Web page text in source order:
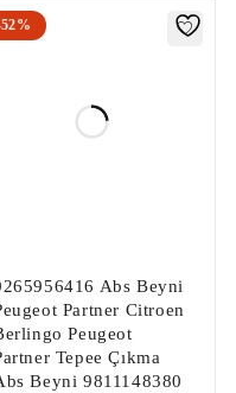
Açılır
Robotu, Vites
Çıkma EPC,
BSM Beyni,
Abs Beyni
Partner Citroen
Peugeot
Tepee Çıkma
Beyni 9811148380